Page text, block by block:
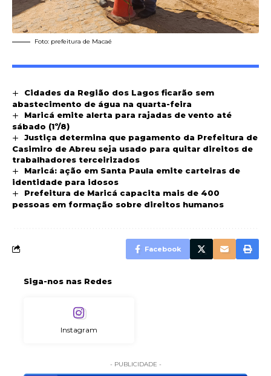
Foto: prefeitura de Macaé
Cidades da Região dos Lagos ficarão sem
abastecimento de água na quarta-feira
Maricá emite alerta para rajadas de vento até
sábado (1º/8)
Justiça determina que pagamento da Prefeitura de
Casimiro de Abreu seja usado para quitar direitos de
trabalhadores terceirizados
Maricá: ação em Santa Paula emite carteiras de
identidade para idosos
Prefeitura de Maricá capacita mais de 400
pessoas em formação sobre direitos humanos
Facebook
Siga-nos nas Redes
Instagram
- PUBLICIDADE -